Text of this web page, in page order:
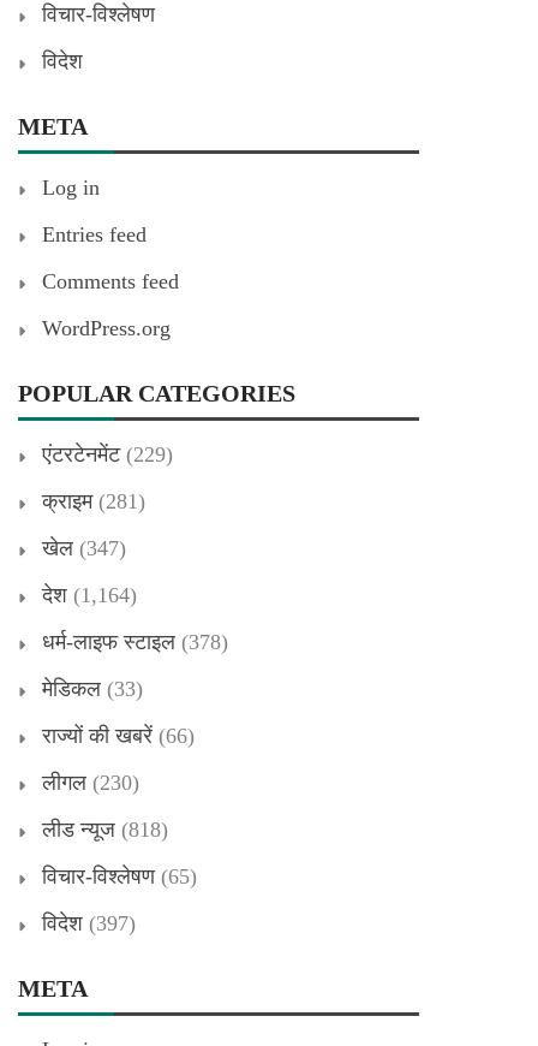
विचार-विश्लेषण
विदेश
META
Log in
Entries feed
Comments feed
WordPress.org
POPULAR CATEGORIES
एंटरटेनमेंट(229)
क्राइम(281)
खेल (347)
देश (1,164)
धर्म-लाइफ स्टाइल (378)
मेडिकल (33)
राज्यों की खबरें (66)
लीगल (230)
लीड न्यूज (818)
विचार-विश्लेषण(65)
विदेश (397)
META